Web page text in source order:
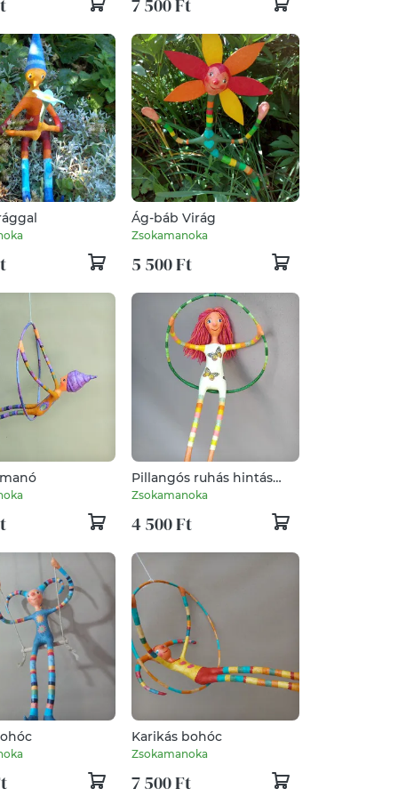
Ág-báb Virág
Zsokamanoka
5 500 Ft
Pillangós ruhás hintás
lány
Zsokamanoka
4 500 Ft
Karikás bohóc
Zsokamanoka
7 500 Ft